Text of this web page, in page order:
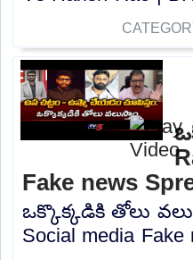
Fake news
ఒక్కొక్కడికి తోలు
Social media Fake